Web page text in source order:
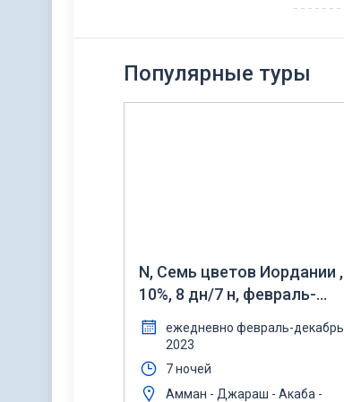
Популярные туры
N, Семь цветов Иордании ,
10%, 8 дн/7 н, февраль-
декабрь
ежедневно февраль-декабрь
2023
7 ночей
Амман - Джараш - Акаба -